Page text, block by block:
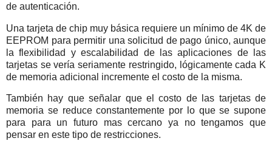
de autenticación.
Una tarjeta de chip muy básica requiere un mínimo de 4K de
EEPROM para permitir una solicitud de pago único, aunque
la flexibilidad y escalabilidad de las aplicaciones de las
tarjetas se vería seriamente restringido, lógicamente cada K
de memoria adicional incremente el costo de la misma.
También hay que señalar que el costo de las tarjetas de
memoria se reduce constantemente por lo que se supone
para para un futuro mas cercano ya no tengamos que
pensar en este tipo de restricciones.